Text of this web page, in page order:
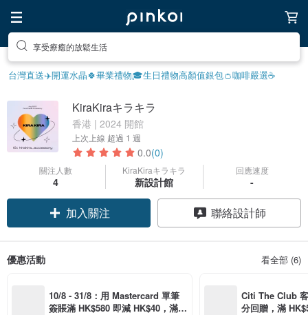
享受療癒的放鬆生活
台灣直送✈️開運水晶🍀畢業禮物🎓生日禮物高顏值銀包👛咖啡嚴選☕️
KiraKiraキラキラ
香港 | 2024 開館
上次上線 超過 1 週
0.0(0)
關注人數
4
KiraKiraキラキラ
新設計館
回應速度
-
加入關注 聯絡設計師
優惠活動 看全部 (6)
10/8 - 31/8：用 Mastercard 單筆
簽賬滿 HK$580 即減 HK$40，滿 H
Citi The Club
分回贈，滿